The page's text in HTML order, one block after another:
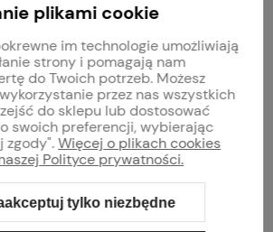
Premium Szablon Shoper Modern 3.0™
plikami cookie
im technologie umożliwiają
strony i pomagają nam
do Twoich potrzeb. Możesz
przez nas wszystkich
do sklepu lub dostosować
swoich preferencji, wybierając
zgody".Więcej o plikach cookies
Polityce prywatności.
tylko niezbędne